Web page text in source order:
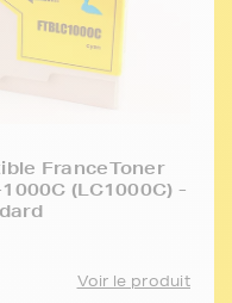
FranceToner
(LC1000C) -
Voir le produit